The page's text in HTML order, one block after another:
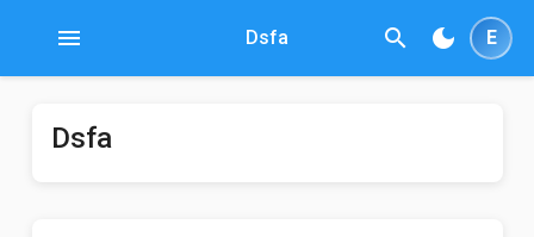
menu Dsfa search dark_mode E
Dsfa